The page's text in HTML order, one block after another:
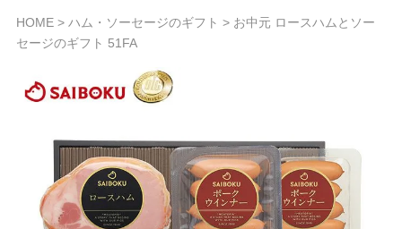
HOME ハム・ソーセージのギフト
お中元 ロースハムとソー
セージのギフト 51FA